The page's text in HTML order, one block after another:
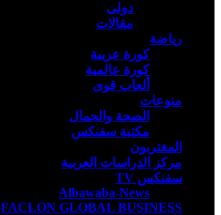
دولى
مقالات
رياضة
كورة عربية
كورة عالمية
ألعاب قوى
منوعات
الصحة والجمال
مكتبة سفنكس
المغتربون
مركز الدراسات العربية
سفنكس TV
Albawaba-News
FACLON GLOBAL BUSINESS